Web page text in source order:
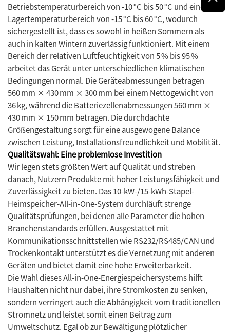
Betriebstemperaturbereich von -10 °C bis 50 °C und einen
Lagertemperaturbereich von -15 °C bis 60 °C, wodurch
sichergestellt ist, dass es sowohl in heißen Sommern als
auch in kalten Wintern zuverlässig funktioniert. Mit einem
Bereich der relativen Luftfeuchtigkeit von 5 % bis 95 %
arbeitet das Gerät unter unterschiedlichen klimatischen
Bedingungen normal. Die Geräteabmessungen betragen
560 mm × 430 mm × 300 mm bei einem Nettogewicht von
36 kg, während die Batteriezellenabmessungen 560 mm ×
430 mm × 150 mm betragen. Die durchdachte
Größengestaltung sorgt für eine ausgewogene Balance
zwischen Leistung, Installationsfreundlichkeit und Mobilität.
Qualitätswahl: Eine problemlose Investition
Wir legen stets größten Wert auf Qualität und streben
danach, Nutzern Produkte mit hoher Leistungsfähigkeit und
Zuverlässigkeit zu bieten. Das 10-kW-/15-kWh-Stapel-
Heimspeicher-All-in-One-System durchläuft strenge
Qualitätsprüfungen, bei denen alle Parameter die hohen
Branchenstandards erfüllen. Ausgestattet mit
Kommunikationsschnittstellen wie RS232/RS485/CAN und
Trockenkontakt unterstützt es die Vernetzung mit anderen
Geräten und bietet damit eine hohe Erweiterbarkeit.
Die Wahl dieses All-in-One-Energiespeichersystems hilft
Haushalten nicht nur dabei, ihre Stromkosten zu senken,
sondern verringert auch die Abhängigkeit vom traditionellen
Stromnetz und leistet somit einen Beitrag zum
Umweltschutz. Egal ob zur Bewältigung plötzlicher